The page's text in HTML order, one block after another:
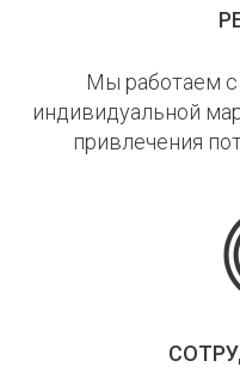
Мы работаем с
индивидуальной
привлечения